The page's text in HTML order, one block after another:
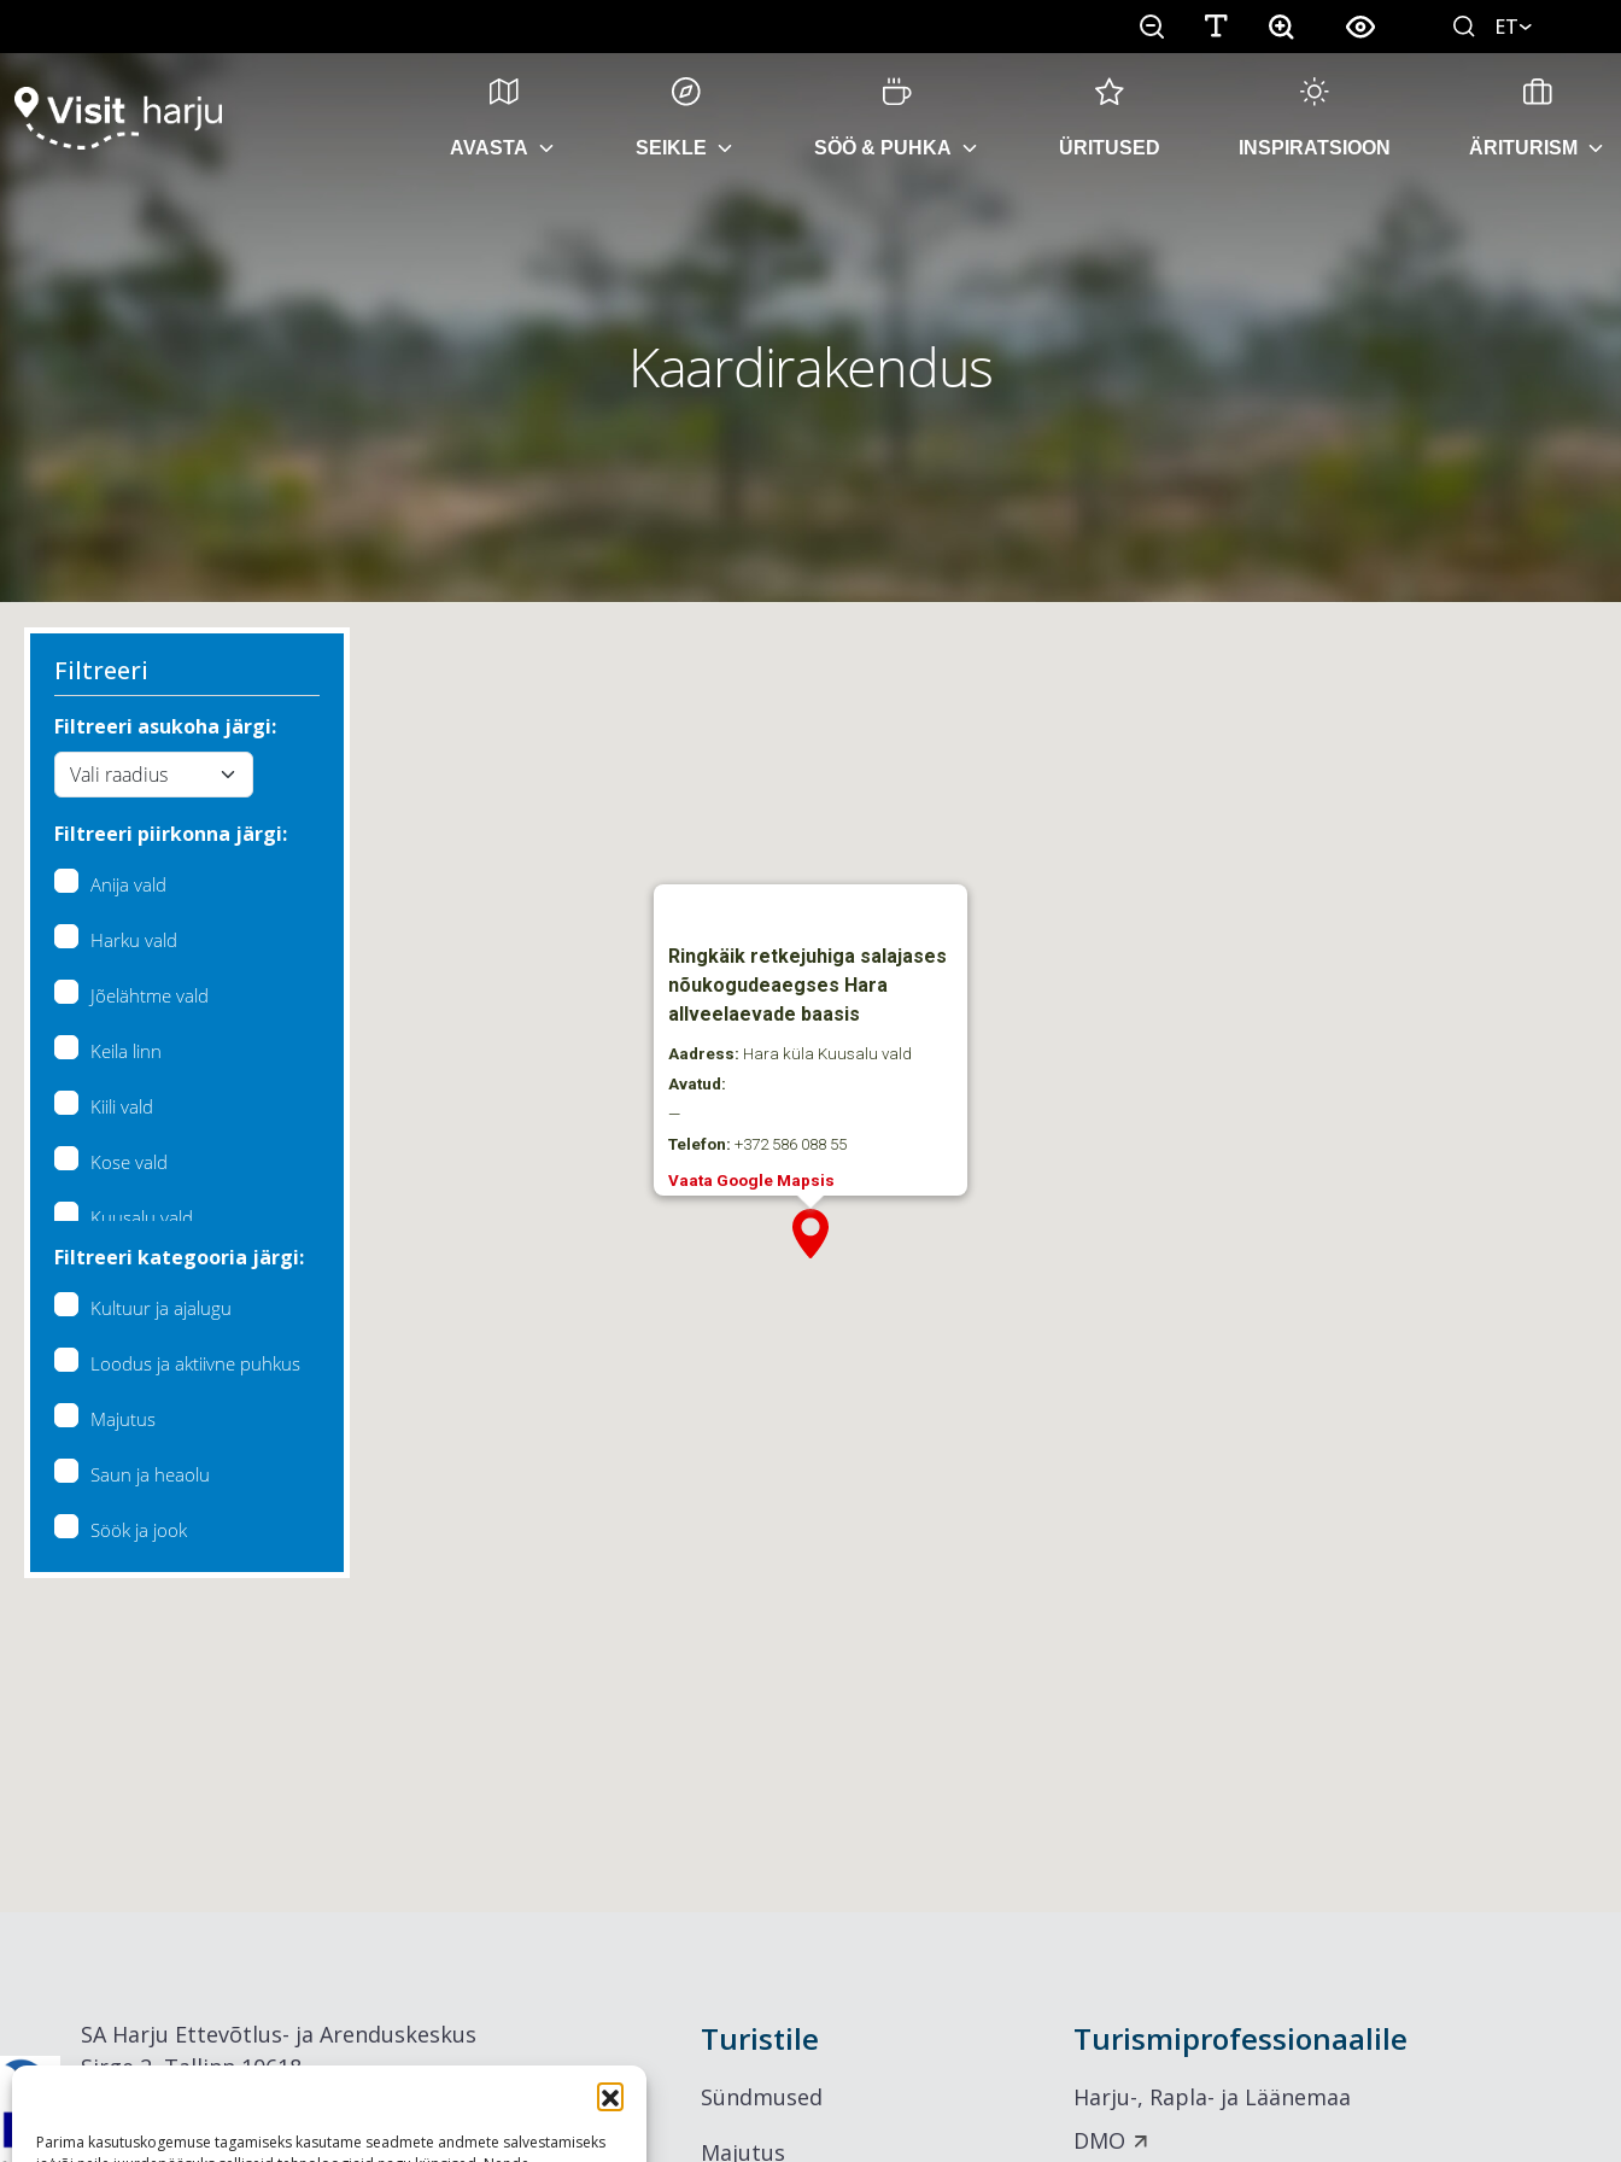
Parima kasutuskogemuse tagamiseks kasutame seadmete andmete salvestamiseks
ET
AVASTA SEIKLE SÖÖ & PUHKA ÜRITUSED INSPIRATSIOON ÄRITURISM
Kaardirakendus
Filtreeri
Filtreeri asukoha järgi:
Filtreeri piirkonna järgi:
Anija vald
Harku vald
Jõelähtme vald
Keila linn
Kiili vald
Kose vald
Kuusalu vald
Lääne-Harju vald
Filtreeri kategooria järgi:
Kultuur ja ajalugu
Loodus ja aktiivne puhkus
Majutus
Saun ja heaolu
Söök ja jook
Ringkäik retkejuhiga salajases
nõukogudeaegses Hara
allveelaevade baasis
Aadress: Hara küla Kuusalu vald
Avatud:
—
Telefon: +372 586 088 55
Vaata Google Mapsis
SA Harju Ettevõtlus- ja Arenduskeskus
Sirge 2, Tallinn 10618
Turistile
Sündmused
Majutus
Turismiprofessionaalile
Harju-, Rapla- ja Läänemaa
DMO